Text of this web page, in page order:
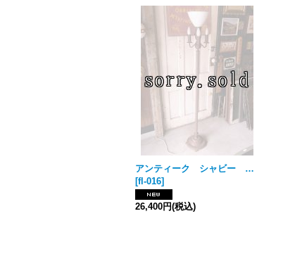
アンティーク シャビー リペイント ビクトリアン フロアランプ １+3灯 ミルクガラスシェード 装飾付き土台 ビンテージ
[fl-016]
26,400円(税込)